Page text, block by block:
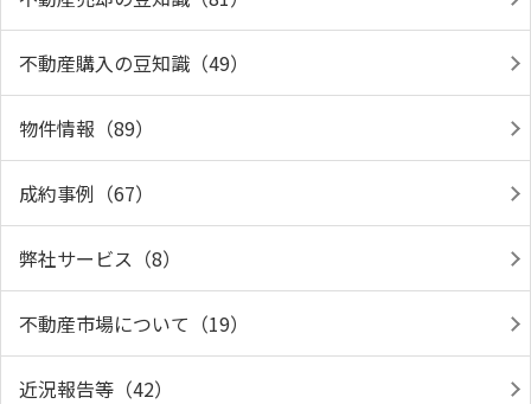
不動産購入の豆知識（49）
物件情報（89）
成約事例（67）
弊社サービス（8）
不動産市場について（19）
近況報告等（42）